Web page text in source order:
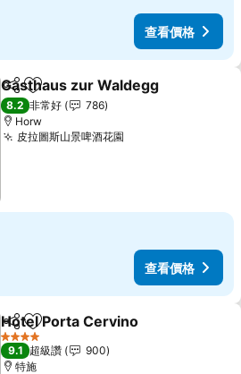
查看價格
分享 加入我的最愛
Gasthaus zur Waldegg
8.2 非常好
786
Horw
皮拉圖斯山景啤酒花園
查看價格
分享 加入我的最愛
Hotel Porta Cervino
4 星級
9.1 超級讚
900
特施